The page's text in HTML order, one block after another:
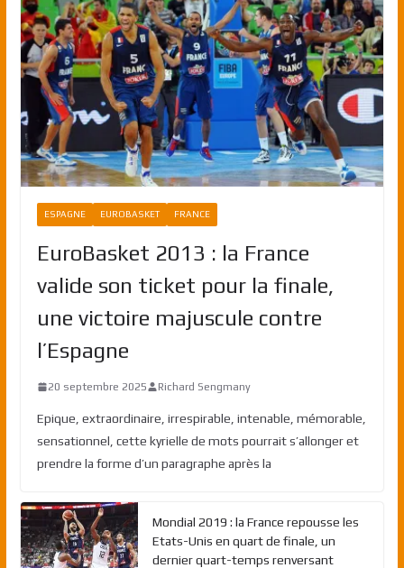
ESPAGNE EUROBASKET FRANCE
EuroBasket 2013 : la France
valide son ticket pour la finale,
une victoire majuscule contre
l’Espagne
20 septembre 2025 Richard Sengmany
Epique, extraordinaire, irrespirable, intenable, mémorable,
sensationnel, cette kyrielle de mots pourrait s’allonger et
prendre la forme d’un paragraphe après la
Mondial 2019 : la France repousse les
Etats-Unis en quart de finale, un
dernier quart-temps renversant